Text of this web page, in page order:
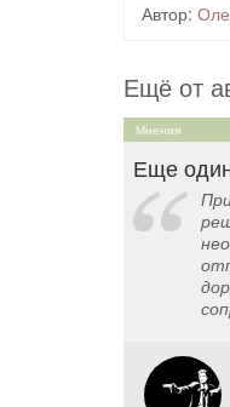
Автор:
Ещё от
Мнения
Еще